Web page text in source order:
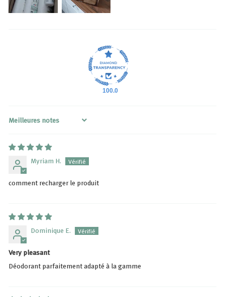
100.0
Sort by
Myriam H.
comment recharger le produit
Dominique E.
Very pleasant
Déodorant parfaitement adapté à la gamme